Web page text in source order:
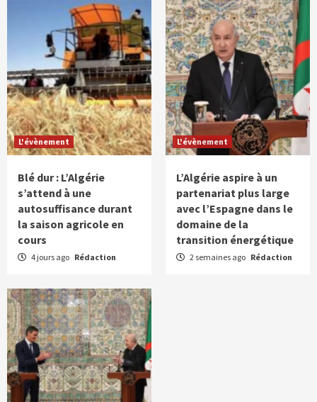
L'évènement
Blé dur : L’Algérie
s’attend à une
autosuffisance durant
la saison agricole en
cours
4 jours ago Rédaction
L'évènement
L’Algérie aspire à un
partenariat plus large
avec l’Espagne dans le
domaine de la
transition énergétique
2 semaines ago Rédaction